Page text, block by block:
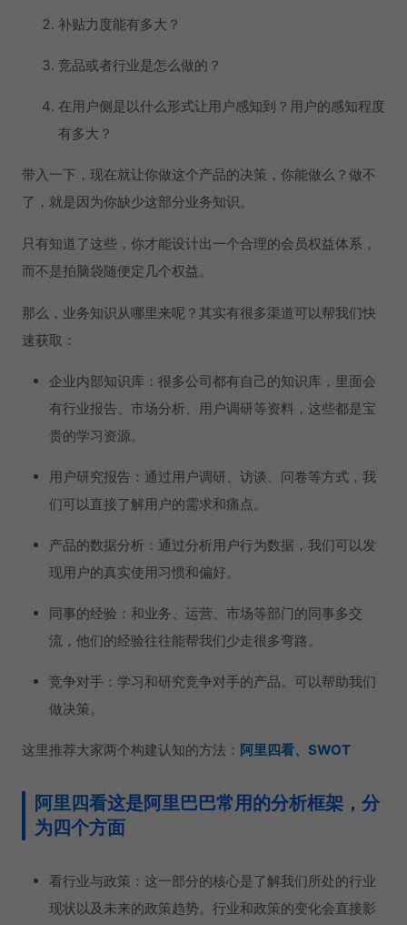
补贴力度能有多大？
竞品或者行业是怎么做的？
在用户侧是以什么形式让用户感知到？用户的感知程度
有多大？
带入一下，现在就让你做这个产品的决策，你能做么？做不
了，就是因为你缺少这部分业务知识。
只有知道了这些，你才能设计出一个合理的会员权益体系，
而不是拍脑袋随便定几个权益。
那么，业务知识从哪里来呢？其实有很多渠道可以帮我们快
速获取：
企业内部知识库：很多公司都有自己的知识库，里面会
有行业报告、市场分析、用户调研等资料，这些都是宝
贵的学习资源。
用户研究报告：通过用户调研、访谈、问卷等方式，我
们可以直接了解用户的需求和痛点。
产品的数据分析：通过分析用户行为数据，我们可以发
现用户的真实使用习惯和偏好。
同事的经验：和业务、运营、市场等部门的同事多交
流，他们的经验往往能帮我们少走很多弯路。
竞争对手：学习和研究竞争对手的产品。可以帮助我们
做决策。
这里推荐大家两个构建认知的方法： 阿里四看、SWOT
阿里四看这是阿里巴巴常用的分析框架，分
为四个方面
看行业与政策：这一部分的核心是了解我们所处的行业
现状以及未来的政策趋势。行业和政策的变化会直接影